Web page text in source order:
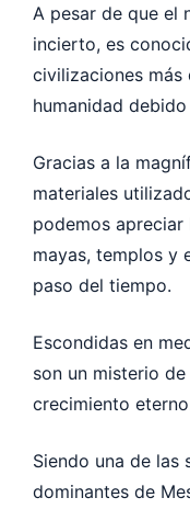
A pesar de que el
incierto, es
civilizaciones más
humanidad
Gracias a la
materiales
podemos apreciar
mayas, templos y
paso del tiempo.
Escondidas en
son un misterio
crecimiento
Siendo una de las
dominantes de